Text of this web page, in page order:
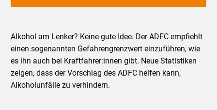
Alkohol am Lenker? Keine gute Idee. Der ADFC empfiehlt
einen sogenannten Gefahrengrenzwert einzuführen, wie
es ihn auch bei Kraftfahrer:innen gibt. Neue Statistiken
zeigen, dass der Vorschlag des ADFC helfen kann,
Alkoholunfälle zu verhindern.